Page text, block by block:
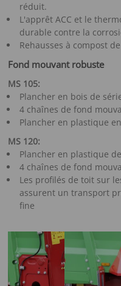
réduit.
L'apprêt ACC et le
durable contre la
Rehausses à compost
Fond mouvant robuste
MS 105:
Plancher en bois de
4 chaînes de fond
Plancher en plastique
MS 120:
Plancher en plastique
4 chaînes de fond
Les profilés de toit sur
assurent un transport
fine